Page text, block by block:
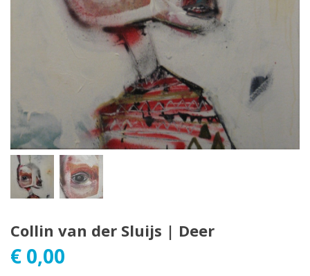
Collin van der Sluijs | Deer
€ 0,00